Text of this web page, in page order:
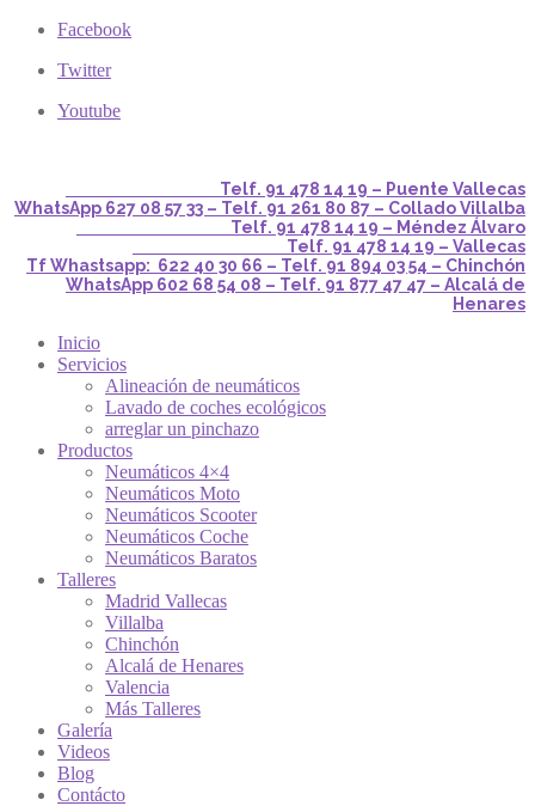
Facebook
Twitter
Youtube
Telf. 91 478 14 19 – Puente Vallecas
WhatsApp 627 08 57 33 – Telf. 91 261 80 87 – Collado Villalba
Telf. 91 478 14 19 – Méndez Álvaro
Telf. 91 478 14 19 – Vallecas
Tf Whastsapp: 622 40 30 66 – Telf. 91 894 03 54 – Chinchón
WhatsApp 602 68 54 08 – Telf. 91 877 47 47 – Alcalá de
Henares
Inicio
Servicios
Alineación de neumáticos
Lavado de coches ecológicos
arreglar un pinchazo
Productos
Neumáticos 4×4
Neumáticos Moto
Neumáticos Scooter
Neumáticos Coche
Neumáticos Baratos
Talleres
Madrid Vallecas
Villalba
Chinchón
Alcalá de Henares
Valencia
Más Talleres
Galería
Videos
Blog
Contácto